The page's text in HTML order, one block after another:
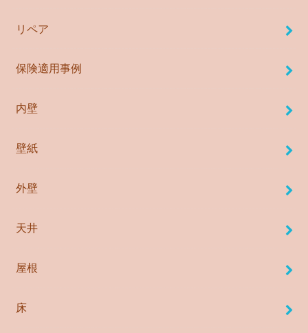
リペア
保険適用事例
内壁
壁紙
外壁
天井
屋根
床